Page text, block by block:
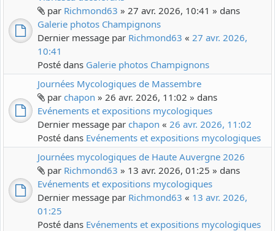
par Richmond63 » 27 avr. 2026, 10:41 » dans
Galerie photos Champignons
Dernier message par Richmond63 « 27 avr. 2026,
10:41
Posté dans Galerie photos Champignons
Journées Mycologiques de Massembre
par chapon » 26 avr. 2026, 11:02 » dans
Evénements et expositions mycologiques
Dernier message par chapon « 26 avr. 2026, 11:02
Posté dans Evénements et expositions mycologiques
Journées mycologiques de Haute Auvergne 2026
par Richmond63 » 13 avr. 2026, 01:25 » dans
Evénements et expositions mycologiques
Dernier message par Richmond63 « 13 avr. 2026,
01:25
Posté dans Evénements et expositions mycologiques